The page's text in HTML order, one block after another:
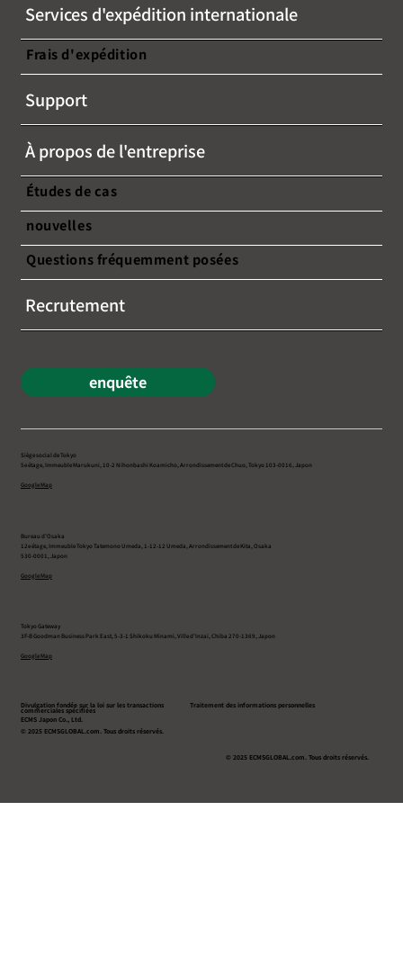
Services d'expédition internationale
Frais d'expédition
Support
À propos de l'entreprise
Études de cas
nouvelles
Questions fréquemment posées
Recrutement
enquête
Siège social de Tokyo
5e étage, Immeuble Marukuni, 10-2 Nihonbashi Koamicho, Arrondissement de Chuo, Tokyo 103-0016, Japon
Google Map
Bureau d’Osaka
12e étage, Immeuble Tokyo Tatemono Umeda, 1-12-12 Umeda, Arrondissement de Kita, Osaka
530-0001, Japon
Google Map
Tokyo Gateway
3F-B Goodman Business Park East, 5-3-1 Shikoku Minami, Ville d’Inzai, Chiba 270-1369, Japon
Google Map
Divulgation fondée sur la loi sur les transactions
commerciales spécifiées
Traitement des informations personnelles
ECMS Japon Co., Ltd.
© 2025 ECMSGLOBAL.com. Tous droits réservés.
© 2025 ECMSGLOBAL.com. Tous droits réservés.